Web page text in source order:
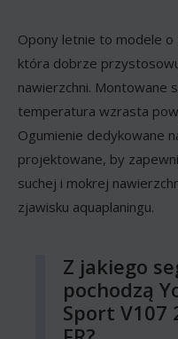
Opony letnie to modele
która dobrze
nawierzchni. Montowane
temperatura wzrasta
Ogumienie dedykowane
projektowane, by
suchej i mokrej
zjawisku aquaplaningu.
Z jakiego
pochodzą
Sport V107